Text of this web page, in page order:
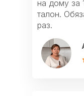
на дому за
талон.
раз.
сделал
духовки.
ожидала,
Мастер
все